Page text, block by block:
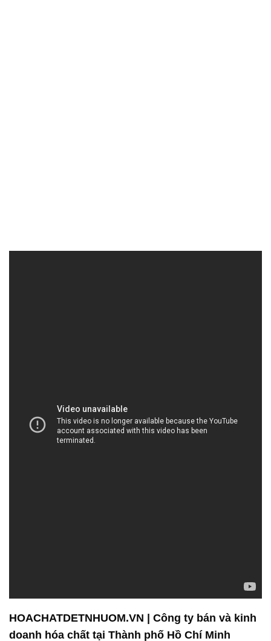
Công ty Hóa Chất Đắc Trường Phát là một đơn vị
chuyên cung cấp và phân phối hóa chất, không chỉ
giới hạn trong việc cung cấp những sản phẩm cơ
bản mà còn chuyên sâu vào lĩnh vực hóa chất